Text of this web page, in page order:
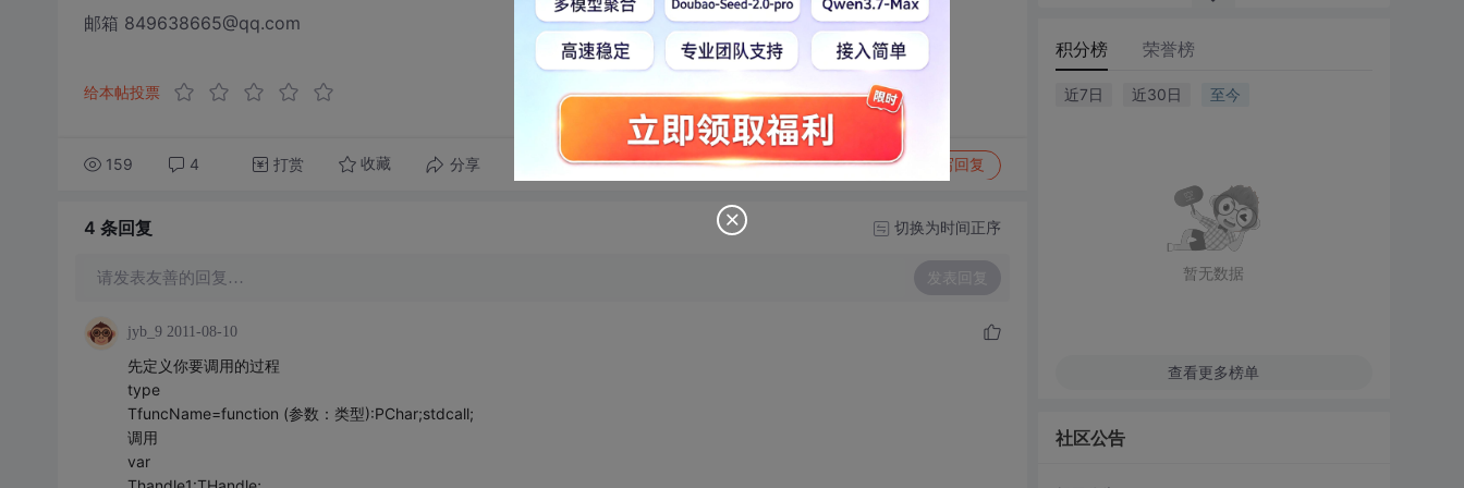
邮箱 849638665@qq.com
给本帖投票
159 4 打赏 收藏 分享 转发到动态 举报 写回复
4 条回复 切换为时间正序
请发表友善的回复… 发表回复
jyb_9 2011-08-10
先定义你要调用的过程
type
TfuncName=function (参数：类型):PChar;stdcall;
调用
var
积分榜 荣誉榜
近7日 近30日 至今
暂无数据
查看更多榜单
社区公告